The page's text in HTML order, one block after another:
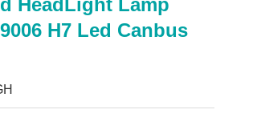
HeadLight Lamp
H7 Led Canbus